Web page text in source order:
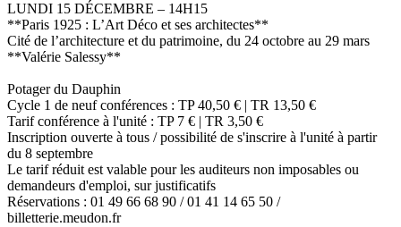
LUNDI 15 DÉCEMBRE – 14H15
**Paris 1925 : L’Art Déco et ses architectes**
Cité de l’architecture et du patrimoine, du 24 octobre au 29 mars
**Valérie Salessy**
Potager du Dauphin
Cycle 1 de neuf conférences : TP 40,50 € | TR 13,50 €
Tarif conférence à l'unité : TP 7 € | TR 3,50 €
Inscription ouverte à tous / possibilité de s'inscrire à l'unité à partir
du 8 septembre
Le tarif réduit est valable pour les auditeurs non imposables ou
demandeurs d'emploi, sur justificatifs
Réservations : 01 49 66 68 90 / 01 41 14 65 50 /
billetterie.meudon.fr